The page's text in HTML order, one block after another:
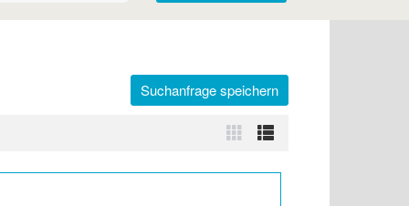
und Links zu öffnen. Mit Pfeil rechts klappen
Suchanfrage speichern
Zur
wechseln
Zur
wechseln